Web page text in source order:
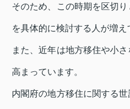
そのため、この時期を区切
を具体的に検討する人が増え
また、近年は地方移住や小
高まっています。
内閣府の地方移住に関する